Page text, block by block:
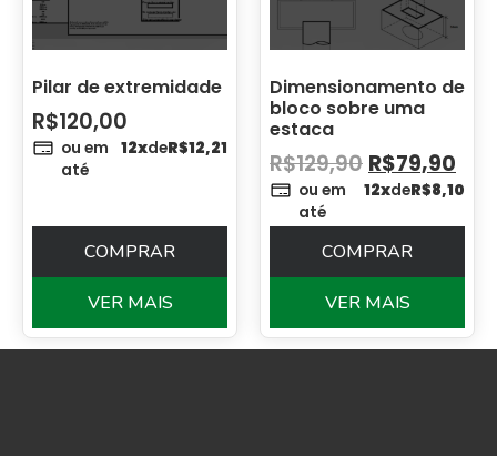
Pilar de extremidade
R$120,00
ou em
até
12xdeR$12,21
COMPRAR
VER MAIS
Dimensionamento de
bloco sobre uma
estaca
R$129,90 R$79,90
ou em
até
12xdeR$8,10
COMPRAR
VER MAIS